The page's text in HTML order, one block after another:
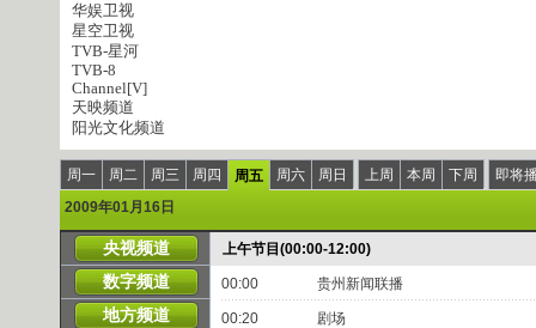
华娱卫视
星空卫视
TVB-星河
TVB-8
Channel[V]
天映频道
阳光文化频道
周一 周二 周三 周四 周五 周六 周日 上周 本周 下周
即将
2009年01月16日
央视频道
数字频道
地方频道
上午节目(00:00-12:00)
00:00 贵州新闻联播
00:20 剧场